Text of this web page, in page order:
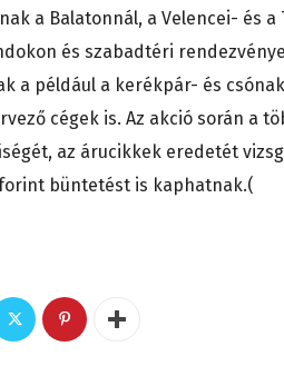
a Balatonnál, a Velencei- és a
és szabadtéri
a például a kerékpár- és
cégek is. Az akció során a
az árucikkek eredetét
büntetést is kaphatnak.(